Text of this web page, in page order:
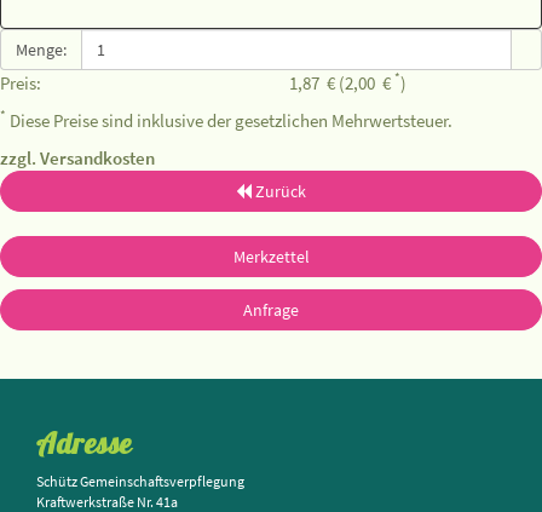
Menge:
Preis: 1,87 € (2,00 € *)
* Diese Preise sind inklusive der gesetzlichen Mehrwertsteuer.
zzgl. Versandkosten
Zurück
Merkzettel
Anfrage
Adresse
Schütz Gemeinschaftsverpflegung
Kraftwerkstraße Nr. 41a